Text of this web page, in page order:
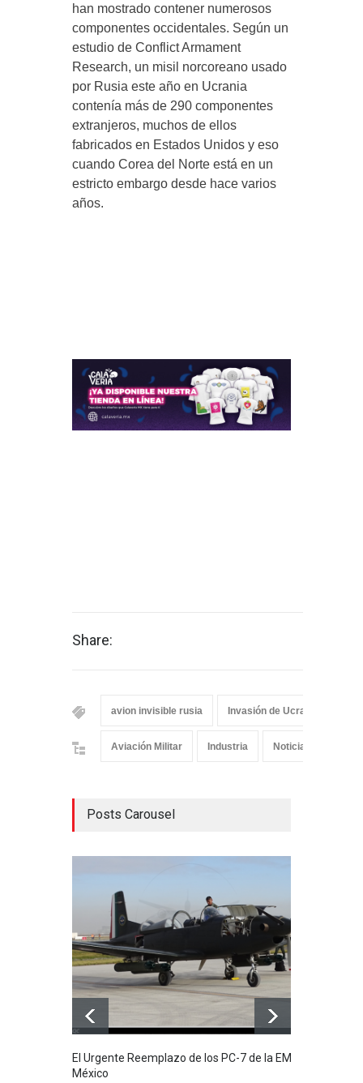
han mostrado contener numerosos
componentes occidentales. Según un
estudio de Conflict Armament
Research, un misil norcoreano usado
por Rusia este año en Ucrania
contenía más de 290 componentes
extranjeros, muchos de ellos
fabricados en Estados Unidos y eso
cuando Corea del Norte está en un
estricto embargo desde hace varios
años.
Share:
avion invisible rusia Invasión de Ucrania
Aviación Militar Industria Noticias
Posts Carousel
El Urgente Reemplazo de los PC-7 de la EMA en
México